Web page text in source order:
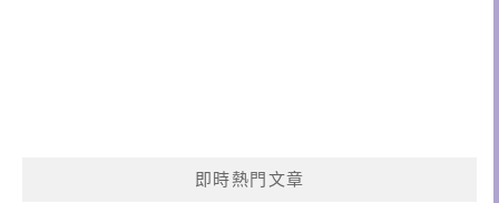
即時熱門文章